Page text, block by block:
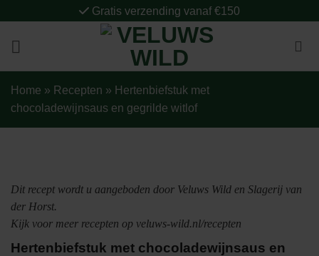
inhoud
Gratis verzending vanaf €150
Home » Recepten » Hertenbiefstuk met
chocoladewijnsaus en gegrilde witlof
Dit recept wordt u aangeboden door Veluws Wild en Slagerij van
der Horst.
Kijk voor meer recepten op veluws-wild.nl/recepten
Hertenbiefstuk met chocoladewijnsaus en